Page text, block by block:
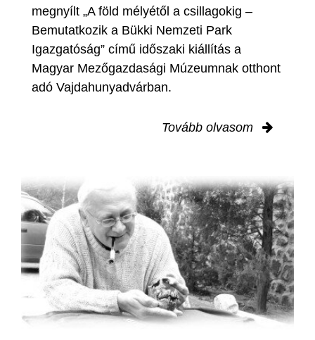
megnyílt „A föld mélyétől a csillagokig –
Bemutatkozik a Bükki Nemzeti Park
Igazgatóság” című időszaki kiállítás a
Magyar Mezőgazdasági Múzeumnak otthont
adó Vajdahunyadvárban.
Tovább olvasom